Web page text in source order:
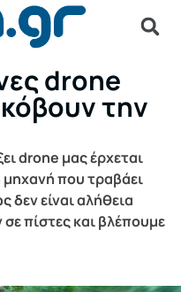
drone
την
drone μας έρχεται
που τραβάει
είναι αλήθεια
πίστες και βλέπουμε